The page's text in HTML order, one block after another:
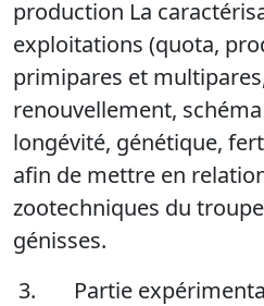
production La
exploitations (quota,
primipares et
renouvellement,
longévité, génétique,
afin de mettre en
zootechniques du
génisses.
3. Partie